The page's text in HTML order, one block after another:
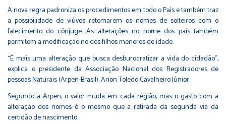
A nova regra padroniza os procedimentos em todo o País e também traz
a possibilidade de viúvos retomarem os nomes de solteiros com o
falecimento do cônjuge. As alterações no nome dos pais também
permitem a modificação no dos filhos menores de idade.
“É mais uma alteração que busca desburocratizar a vida do cidadão”,
explica o presidente da Associação Nacional dos Registradores de
pessoas Naturais (Arpen-Brasil), Arion Toledo Cavalheiro Júnior.
Segundo a Arpen, o valor muda em cada região, mas o gasto com a
alteração dos nomes é o mesmo que a retirada da segunda via da
certidão de nascimento.